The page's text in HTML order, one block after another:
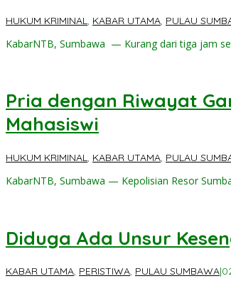
HUKUM KRIMINAL, KABAR UTAMA, PULAU
KabarNTB, Sumbawa — Kurang dari tiga jam
Pria dengan Riwayat
Mahasiswi
HUKUM KRIMINAL, KABAR UTAMA, PULAU
KabarNTB, Sumbawa — Kepolisian Resor
Diduga Ada Unsur
KABAR UTAMA, PERISTIWA, PULAU SUMBAWA|